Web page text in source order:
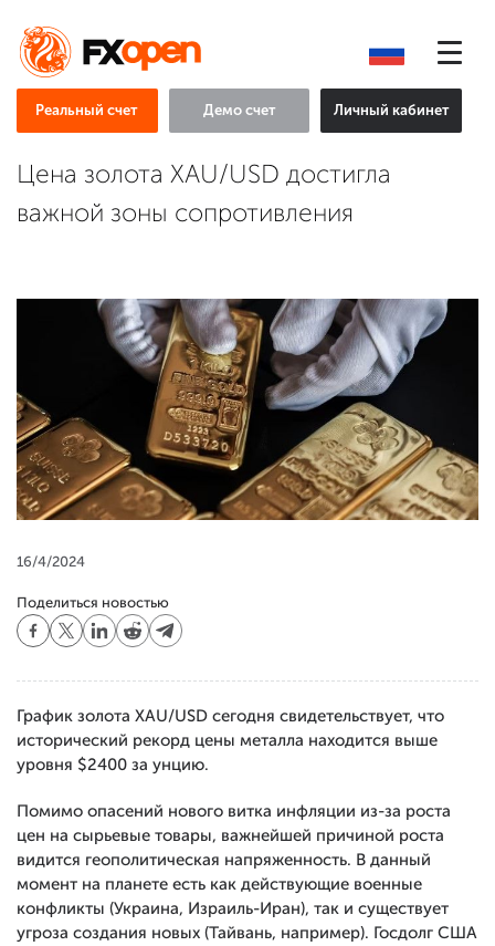
Реальный счет Демо счет Личный кабинет
Цена золота XAU/USD достигла
важной зоны сопротивления
16/4/2024
Поделиться новостью
График золота XAU/USD сегодня свидетельствует, что
исторический рекорд цены металла находится выше
уровня $2400 за унцию.
Помимо опасений нового витка инфляции из-за роста
цен на сырьевые товары, важнейшей причиной роста
видится геополитическая напряженность. В данный
момент на планете есть как действующие военные
конфликты (Украина, Израиль-Иран), так и существует
угроза создания новых (Тайвань, например). Госдолг США